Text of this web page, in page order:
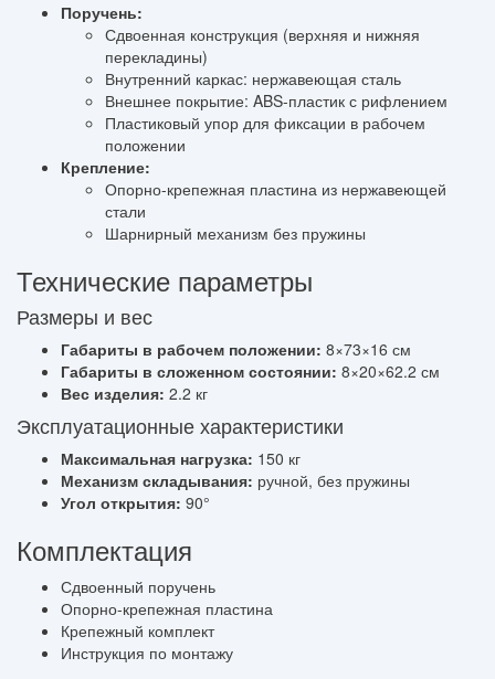
Поручень:
Сдвоенная конструкция (верхняя и нижняя
перекладины)
Внутренний каркас: нержавеющая сталь
Внешнее покрытие: ABS-пластик с рифлением
Пластиковый упор для фиксации в рабочем
положении
Крепление:
Опорно-крепежная пластина из нержавеющей
стали
Шарнирный механизм без пружины
Технические параметры
Размеры и вес
Габариты в рабочем положении: 8×73×16 см
Габариты в сложенном состоянии: 8×20×62.2 см
Вес изделия: 2.2 кг
Эксплуатационные характеристики
Максимальная нагрузка: 150 кг
Механизм складывания: ручной, без пружины
Угол открытия: 90°
Комплектация
Сдвоенный поручень
Опорно-крепежная пластина
Крепежный комплект
Инструкция по монтажу